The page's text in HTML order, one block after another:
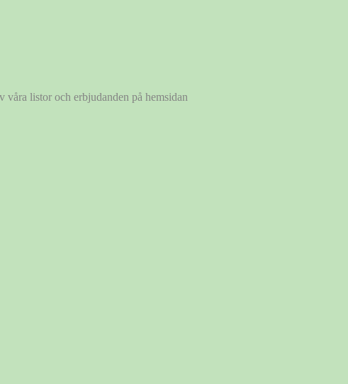
våra listor och erbjudanden på hemsidan